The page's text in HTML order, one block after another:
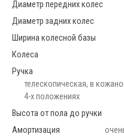
Диаметр передних колес
Диаметр задних колес
Ширина колесной базы
Колеса
Ручка
телескопическая, в
4-х положениях
Высота от пола до ручки
Амортизация